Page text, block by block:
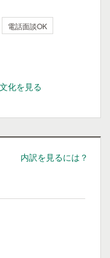
電話面談OK
化を見る
内訳を見るには？